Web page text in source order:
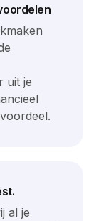
uit je
al je